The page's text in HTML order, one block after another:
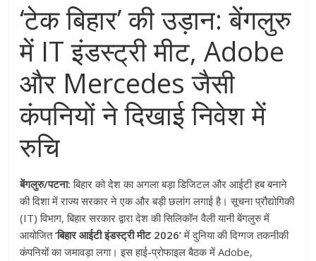
‘टेक बिहार’ की उड़ान: बेंगलुरु
में IT इंडस्ट्री मीट, Adobe
और Mercedes जैसी
कंपनियों ने दिखाई निवेश में
रुचि
बेंगलुरु/पटना: बिहार को देश का अगला बड़ा डिजिटल और आईटी हब बनाने
की दिशा में राज्य सरकार ने एक और बड़ी छलांग लगाई है। सूचना प्रौद्योगिकी
(IT) विभाग, बिहार सरकार द्वारा देश की सिलिकॉन वैली यानी बेंगलुरु में
आयोजित‘बिहार आईटी इंडस्ट्री मीट 2026’में दुनिया की दिग्गज तकनीकी
कंपनियों का जमावड़ा लगा। इस हाई-प्रोफाइल बैठक में Adobe,